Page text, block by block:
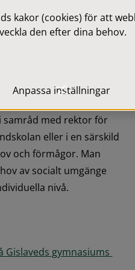
att barnet har rätt
gymnasieskolans
för arbetet med elever i
samråd med rektor för
eller i en särskild
och förmågor. Man
av socialt umgänge
nivå.
gymnasiums
kakor (cookies) för att
den efter dina behov.
Anpassa inställningar